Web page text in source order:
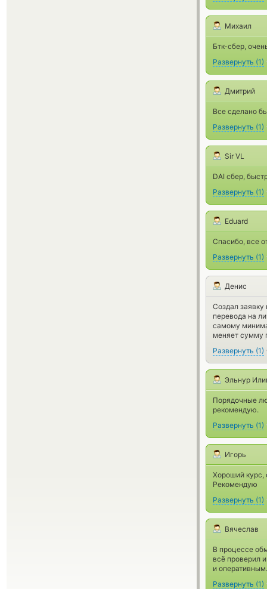
Михаил
Бтк-сбер,
Развернуть (1)
Дмитрий
Все сделано
Развернуть (1)
Sir VL
DAI сбер,
Развернуть (1)
Eduard
Спасибо, все
Развернуть (1)
Денис
Создал
перевода на
самому
меняет сумму
Развернуть (1)
Эльнур
Порядочные
рекомендую.
Развернуть (1)
Игорь
Хороший курс,
Рекомендую
Развернуть (1)
Вячеслав
В процессе
всё проверил
и
Развернуть (1)